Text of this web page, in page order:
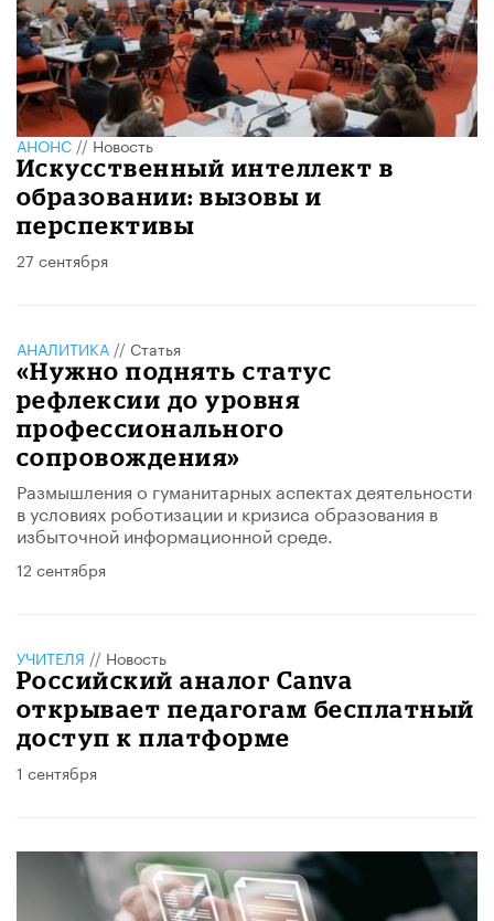
АНОНС//Новость
Искусственный интеллект в
образовании: вызовы и
перспективы
27 сентября
АНАЛИТИКА // Статья
«Нужно поднять статус
рефлексии до уровня
профессионального
сопровождения»
Размышления о гуманитарных аспектах деятельности
в условиях роботизации и кризиса образования в
избыточной информационной среде.
12 сентября
УЧИТЕЛЯ // Новость
Российский аналог Canva
открывает педагогам бесплатный
доступ к платформе
1 сентября